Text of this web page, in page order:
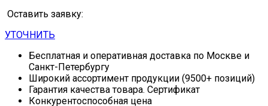
Оставить заявку:
УТОЧНИТЬ
Бесплатная и оперативная доставка по Москве и
Санкт-Петербургу
Широкий ассортимент продукции (9500+ позиций)
Гарантия качества товара. Сертификат
Конкурентоспособная цена